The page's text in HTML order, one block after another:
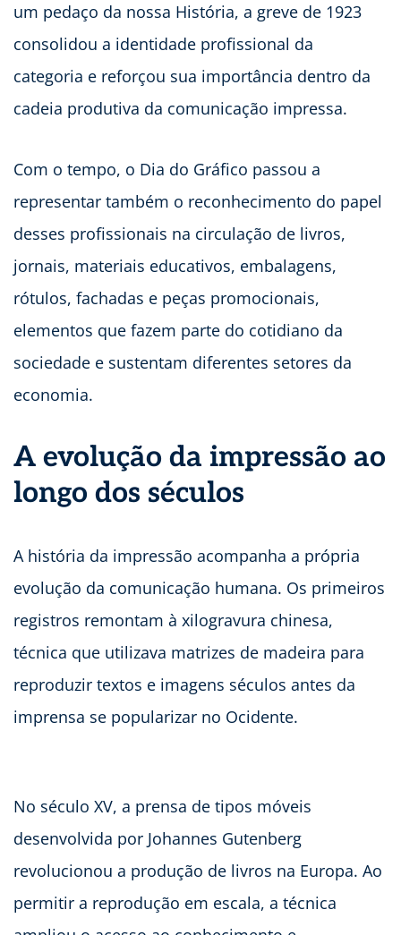
um pedaço da nossa História, a greve de 1923
consolidou a identidade profissional da
categoria e reforçou sua importância dentro da
cadeia produtiva da comunicação impressa.
Com o tempo, o Dia do Gráfico passou a
representar também o reconhecimento do papel
desses profissionais na circulação de livros,
jornais, materiais educativos, embalagens,
rótulos, fachadas e peças promocionais,
elementos que fazem parte do cotidiano da
sociedade e sustentam diferentes setores da
economia.
A evolução da impressão ao
longo dos séculos
A história da impressão acompanha a própria
evolução da comunicação humana. Os primeiros
registros remontam à xilogravura chinesa,
técnica que utilizava matrizes de madeira para
reproduzir textos e imagens séculos antes da
imprensa se popularizar no Ocidente.
No século XV, a prensa de tipos móveis
desenvolvida por Johannes Gutenberg
revolucionou a produção de livros na Europa. Ao
permitir a reprodução em escala, a técnica